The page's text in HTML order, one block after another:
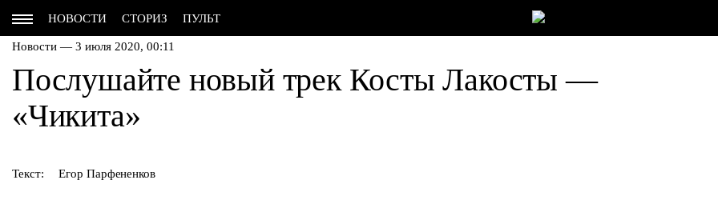
НОВОСТИ СТОРИЗ ПУЛЬТ
Новости — 3 июля 2020, 00:11
Послушайте новый трек Косты Лакосты —
«Чикита»
Текст: Егор Парфененков